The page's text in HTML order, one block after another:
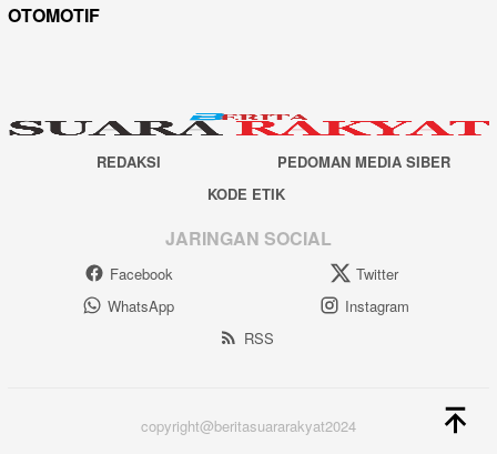
OTOMOTIF
REDAKSI
PEDOMAN MEDIA SIBER
KODE ETIK
JARINGAN SOCIAL
Facebook
Twitter
WhatsApp
Instagram
RSS
copyright@beritasuararakyat2024